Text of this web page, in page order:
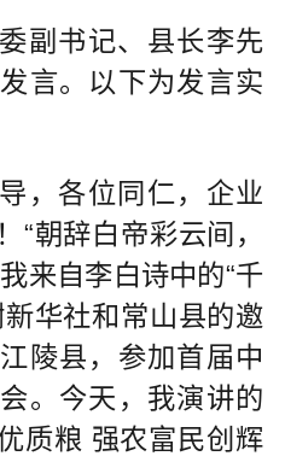
副书记、县长李先
言。以下为发言实
，各位同仁，企业
“朝辞白帝彩云间，
来自李白诗中的“千
华社和常山县的邀
陵县，参加首届中
。今天，我演讲的
质粮 强农富民创辉